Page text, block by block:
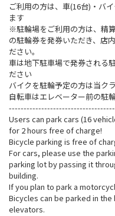
ご利用の方は、車(16台)・バ
ます
※駐輪場をご利用の方は、精
の駐輪券を発券いただき、店
ださい。
車は地下駐車場で発券される
ださい
バイクを駐輪予定の方は当ク
自転車はエレベーター前の駐
Users can park cars (16
for 2 hours free of charge!
Bicycle parking is free of
For cars, please use the
parking lot by passing it
building.
If you plan to park a
Bicycles can be parked in
elevators.